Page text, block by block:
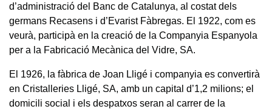
d’administració del Banc de Catalunya, al costat dels
germans Recasens i d’Evarist Fàbregas. El 1922, com es
veurà, participà en la creació de la Companyia Espanyola
per a la Fabricació Mecànica del Vidre, SA.
El 1926, la fàbrica de Joan Lligé i companyia es convertirà
en Cristalleries Lligé, SA, amb un capital d’1,2 milions; el
domicili social i els despatxos seran al carrer de la